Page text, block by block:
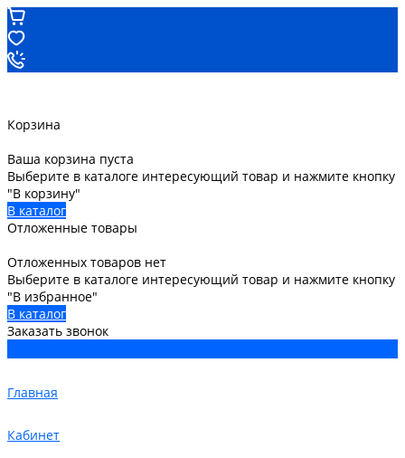
Корзина
Ваша корзина пуста
Выберите в каталоге интересующий товар и нажмите кнопку
"В корзину"
В каталог
Отложенные товары
Отложенных товаров нет
Выберите в каталоге интересующий товар и нажмите кнопку
"В избранное"
В каталог
Заказать звонок
Главная
Кабинет